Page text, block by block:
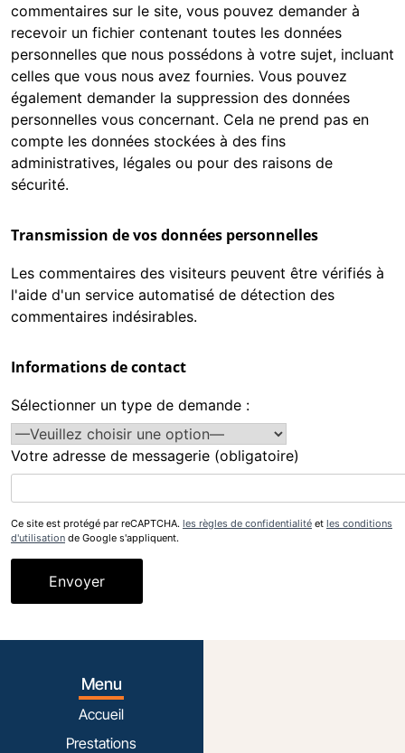
commentaires sur le site, vous pouvez demander à
recevoir un fichier contenant toutes les données
personnelles que nous possédons à votre sujet, incluant
celles que vous nous avez fournies. Vous pouvez
également demander la suppression des données
personnelles vous concernant. Cela ne prend pas en
compte les données stockées à des fins
administratives, légales ou pour des raisons de
sécurité.
Transmission de vos données personnelles
Les commentaires des visiteurs peuvent être vérifiés à
l'aide d'un service automatisé de détection des
commentaires indésirables.
Informations de contact
Sélectionner un type de demande :
Votre adresse de messagerie (obligatoire)
Ce site est protégé par reCAPTCHA. les règles de confidentialité et les conditions
d'utilisation de Google s'appliquent.
Menu
Accueil
Prestations